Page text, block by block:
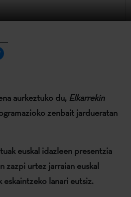
aurkeztuko du, Elkarrekin
zenbait jardueratan
euskal idazleen presentzia
zazpi urtez jarraian euskal
lanari eutsiz.